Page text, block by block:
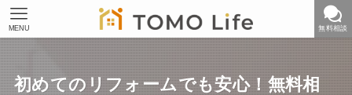
無料相談
MENU
初めてのリフォームでも安心！無料相